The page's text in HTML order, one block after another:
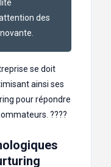
des
se doit
ainsi ses
pour répondre
?‍??‍?